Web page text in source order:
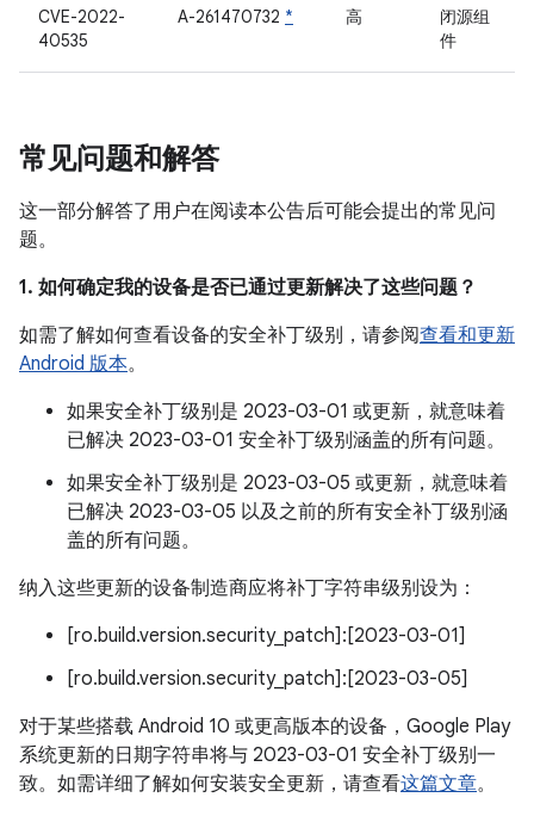
CVE-2022-
40535
A-261470732 * 高
闭源组
件
常见问题和解答
这一部分解答了用户在阅读本公告后可能会提出的常见问
题。
1. 如何确定我的设备是否已通过更新解决了这些问题？
如需了解如何查看设备的安全补丁级别，请参阅查看和更新
Android 版本。
如果安全补丁级别是 2023-03-01 或更新，就意味着
已解决 2023-03-01 安全补丁级别涵盖的所有问题。
如果安全补丁级别是 2023-03-05 或更新，就意味着
已解决 2023-03-05 以及之前的所有安全补丁级别涵
盖的所有问题。
纳入这些更新的设备制造商应将补丁字符串级别设为：
[ro.build.version.security_patch]:[2023-03-01]
[ro.build.version.security_patch]:[2023-03-05]
对于某些搭载 Android 10 或更高版本的设备，Google Play
系统更新的日期字符串将与 2023-03-01 安全补丁级别一
致。如需详细了解如何安装安全更新，请查看这篇文章。